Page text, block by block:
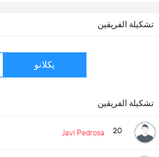
تشكيلة الفريقين
يكلانو
تشكيلة الفريقين
20
Javi Pedrosa